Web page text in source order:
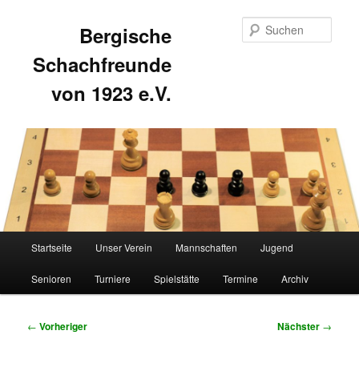
Bergische
Schachfreunde
von 1923 e.V.
Zum
primären
Zum
sekundären
Startseite Unser Verein Mannschaften Jugend
Senioren Turniere Spielstätte Termine Archiv
Beitragsnavigation
← Vorheriger Nächster →